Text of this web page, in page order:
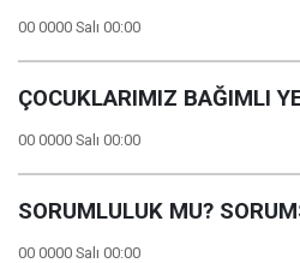
00 0000 Salı 00:00
ÇOCUKLARIMIZ BAĞIMLI
00 0000 Salı 00:00
SORUMLULUK MU?
00 0000 Salı 00:00